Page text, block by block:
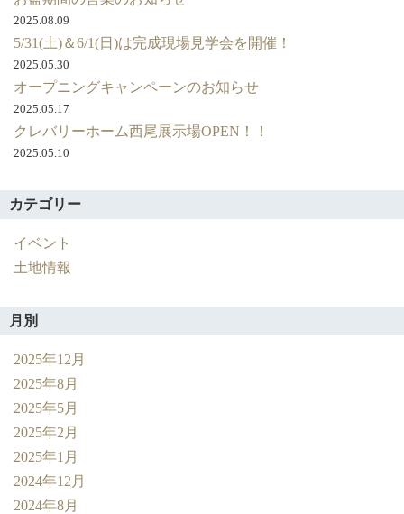
ンま
し
た。
2025.08.09
5/31(土)＆6/1(日)は完成現場見学会を開催！
2025.05.30
オープニングキャンペーンのお知らせ
2025.05.17
クレバリーホーム西尾展示場OPEN！！
2025.05.10
カテゴリー
イベント
土地情報
月別
2025年12月
2025年8月
2025年5月
2025年2月
2025年1月
2024年12月
2024年8月